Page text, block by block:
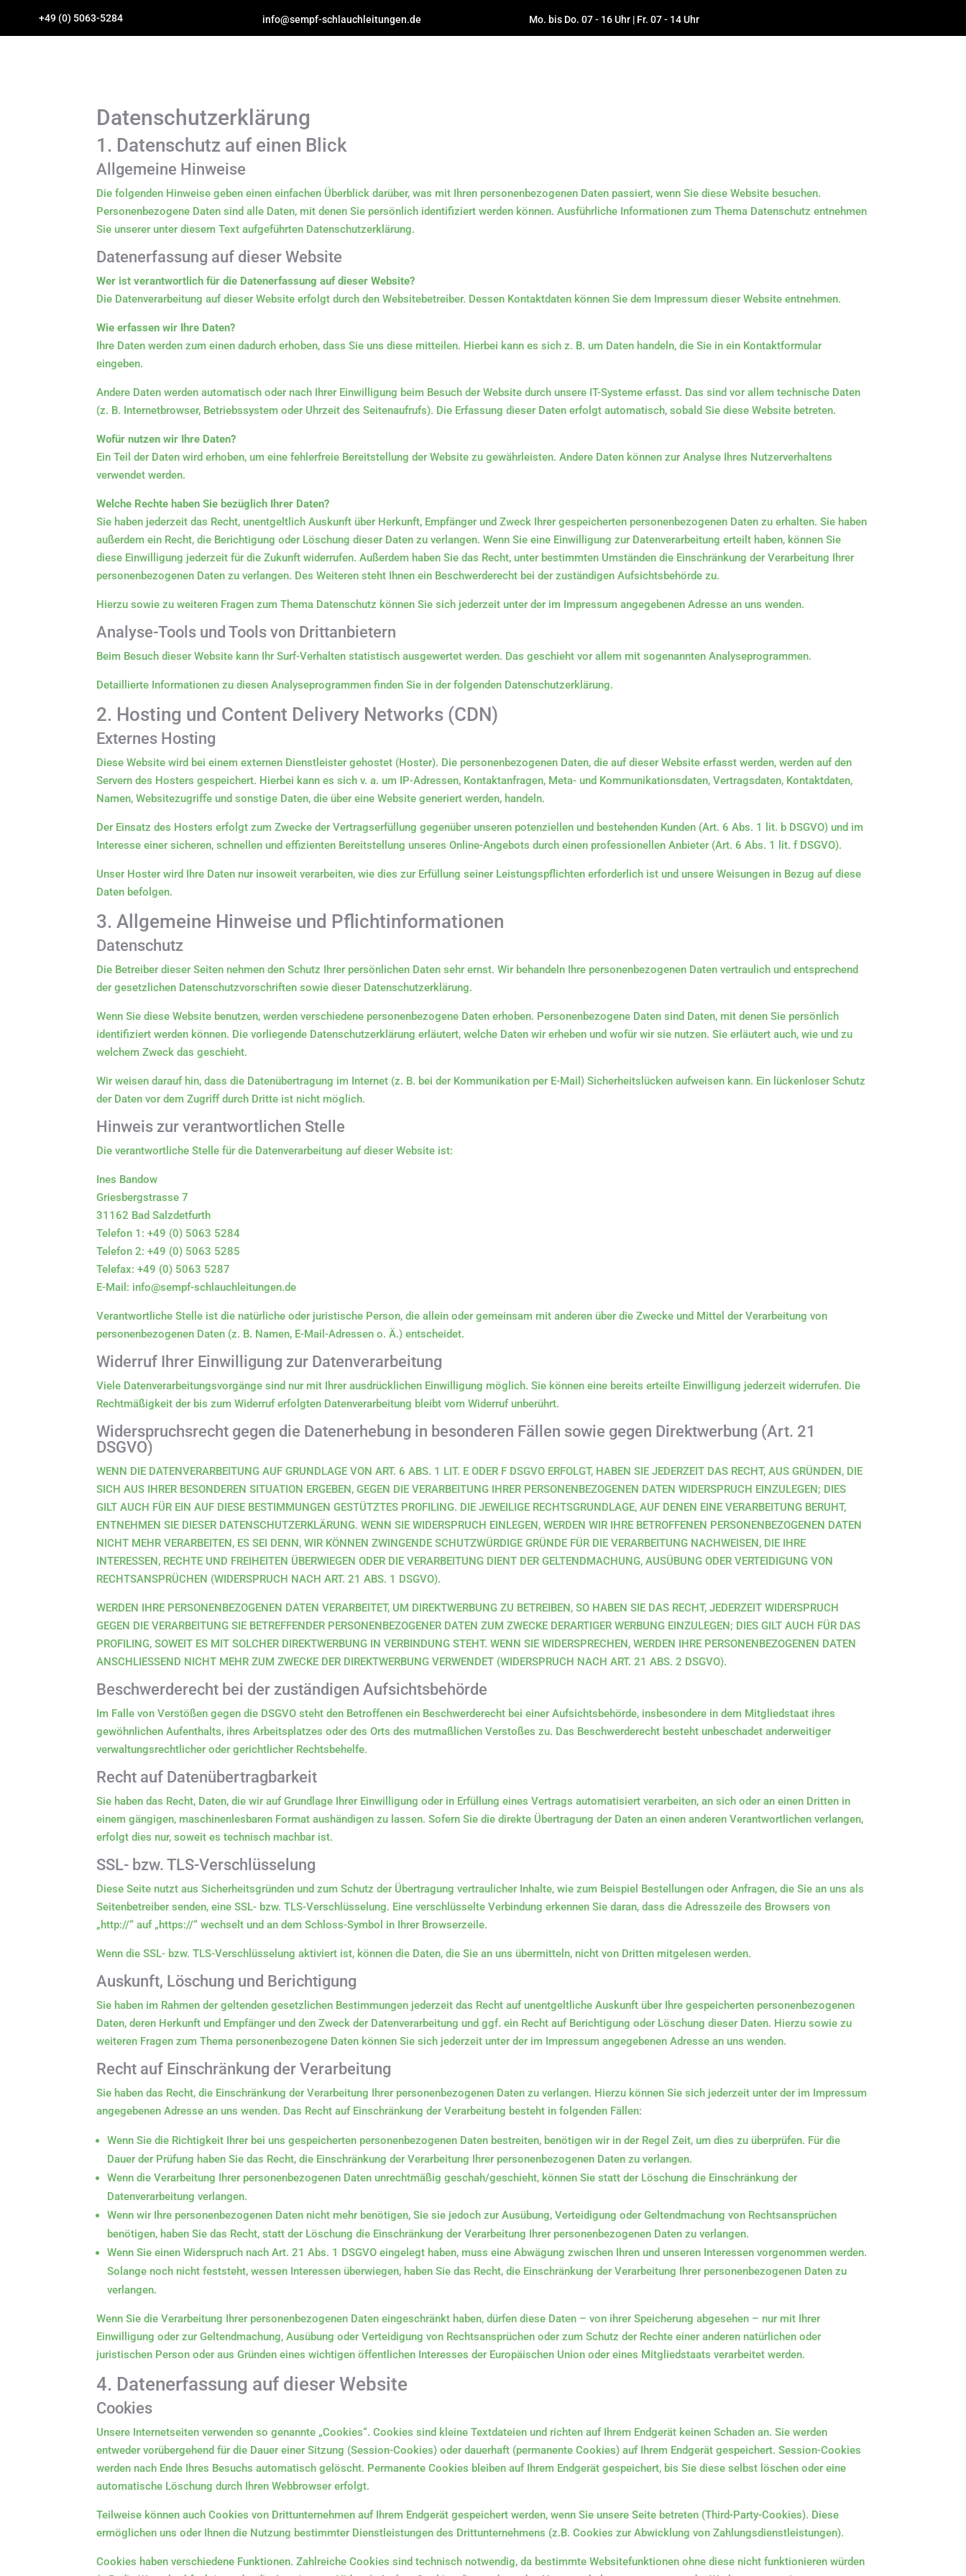
+49 (0) 5063-5284 info@sempf-schlauchleitungen.de Mo. bis Do. 07 - 16 Uhr | Fr. 07 - 14 Uhr
Datenschutz­erklärung
1. Datenschutz auf einen Blick
Allgemeine Hinweise
Die folgenden Hinweise geben einen einfachen Überblick darüber, was mit Ihren personenbezogenen Daten passiert, wenn Sie diese Website besuchen.
Personenbezogene Daten sind alle Daten, mit denen Sie persönlich identifiziert werden können. Ausführliche Informationen zum Thema Datenschutz entnehmen
Sie unserer unter diesem Text aufgeführten Datenschutzerklärung.
Datenerfassung auf dieser Website
Wer ist verantwortlich für die Datenerfassung auf dieser Website?
Die Datenverarbeitung auf dieser Website erfolgt durch den Websitebetreiber. Dessen Kontaktdaten können Sie dem Impressum dieser Website entnehmen.
Wie erfassen wir Ihre Daten?
Ihre Daten werden zum einen dadurch erhoben, dass Sie uns diese mitteilen. Hierbei kann es sich z. B. um Daten handeln, die Sie in ein Kontaktformular
eingeben.
Andere Daten werden automatisch oder nach Ihrer Einwilligung beim Besuch der Website durch unsere IT-Systeme erfasst. Das sind vor allem technische Daten
(z. B. Internetbrowser, Betriebssystem oder Uhrzeit des Seitenaufrufs). Die Erfassung dieser Daten erfolgt automatisch, sobald Sie diese Website betreten.
Wofür nutzen wir Ihre Daten?
Ein Teil der Daten wird erhoben, um eine fehlerfreie Bereitstellung der Website zu gewährleisten. Andere Daten können zur Analyse Ihres Nutzerverhaltens
verwendet werden.
Welche Rechte haben Sie bezüglich Ihrer Daten?
Sie haben jederzeit das Recht, unentgeltlich Auskunft über Herkunft, Empfänger und Zweck Ihrer gespeicherten personenbezogenen Daten zu erhalten. Sie haben
außerdem ein Recht, die Berichtigung oder Löschung dieser Daten zu verlangen. Wenn Sie eine Einwilligung zur Datenverarbeitung erteilt haben, können Sie
diese Einwilligung jederzeit für die Zukunft widerrufen. Außerdem haben Sie das Recht, unter bestimmten Umständen die Einschränkung der Verarbeitung Ihrer
personenbezogenen Daten zu verlangen. Des Weiteren steht Ihnen ein Beschwerderecht bei der zuständigen Aufsichtsbehörde zu.
Hierzu sowie zu weiteren Fragen zum Thema Datenschutz können Sie sich jederzeit unter der im Impressum angegebenen Adresse an uns wenden.
Analyse-Tools und Tools von Dritt­anbietern
Beim Besuch dieser Website kann Ihr Surf-Verhalten statistisch ausgewertet werden. Das geschieht vor allem mit sogenannten Analyseprogrammen.
Detaillierte Informationen zu diesen Analyseprogrammen finden Sie in der folgenden Datenschutzerklärung.
2. Hosting und Content Delivery Networks (CDN)
Externes Hosting
Diese Website wird bei einem externen Dienstleister gehostet (Hoster). Die personenbezogenen Daten, die auf dieser Website erfasst werden, werden auf den
Servern des Hosters gespeichert. Hierbei kann es sich v. a. um IP-Adressen, Kontaktanfragen, Meta- und Kommunikationsdaten, Vertragsdaten, Kontaktdaten,
Namen, Websitezugriffe und sonstige Daten, die über eine Website generiert werden, handeln.
Der Einsatz des Hosters erfolgt zum Zwecke der Vertragserfüllung gegenüber unseren potenziellen und bestehenden Kunden (Art. 6 Abs. 1 lit. b DSGVO) und im
Interesse einer sicheren, schnellen und effizienten Bereitstellung unseres Online-Angebots durch einen professionellen Anbieter (Art. 6 Abs. 1 lit. f DSGVO).
Unser Hoster wird Ihre Daten nur insoweit verarbeiten, wie dies zur Erfüllung seiner Leistungspflichten erforderlich ist und unsere Weisungen in Bezug auf diese
Daten befolgen.
3. Allgemeine Hinweise und Pflicht­informationen
Datenschutz
Die Betreiber dieser Seiten nehmen den Schutz Ihrer persönlichen Daten sehr ernst. Wir behandeln Ihre personenbezogenen Daten vertraulich und entsprechend
der gesetzlichen Datenschutzvorschriften sowie dieser Datenschutzerklärung.
Wenn Sie diese Website benutzen, werden verschiedene personenbezogene Daten erhoben. Personenbezogene Daten sind Daten, mit denen Sie persönlich
identifiziert werden können. Die vorliegende Datenschutzerklärung erläutert, welche Daten wir erheben und wofür wir sie nutzen. Sie erläutert auch, wie und zu
welchem Zweck das geschieht.
Wir weisen darauf hin, dass die Datenübertragung im Internet (z. B. bei der Kommunikation per E-Mail) Sicherheitslücken aufweisen kann. Ein lückenloser Schutz
der Daten vor dem Zugriff durch Dritte ist nicht möglich.
Hinweis zur verantwortlichen Stelle
Die verantwortliche Stelle für die Datenverarbeitung auf dieser Website ist:
Ines Bandow
Griesbergstrasse 7
31162 Bad Salzdetfurth
Telefon 1: +49 (0) 5063 5284
Telefon 2: +49 (0) 5063 5285
Telefax: +49 (0) 5063 5287
E-Mail: info@sempf-schlauchleitungen.de
Verantwortliche Stelle ist die natürliche oder juristische Person, die allein oder gemeinsam mit anderen über die Zwecke und Mittel der Verarbeitung von
personenbezogenen Daten (z. B. Namen, E-Mail-Adressen o. Ä.) entscheidet.
Widerruf Ihrer Einwilligung zur Datenverarbeitung
Viele Datenverarbeitungsvorgänge sind nur mit Ihrer ausdrücklichen Einwilligung möglich. Sie können eine bereits erteilte Einwilligung jederzeit widerrufen. Die
Rechtmäßigkeit der bis zum Widerruf erfolgten Datenverarbeitung bleibt vom Widerruf unberührt.
Widerspruchsrecht gegen die Datenerhebung in besonderen Fällen sowie gegen Direktwerbung (Art. 21
DSGVO)
WENN DIE DATENVERARBEITUNG AUF GRUNDLAGE VON ART. 6 ABS. 1 LIT. E ODER F DSGVO ERFOLGT, HABEN SIE JEDERZEIT DAS RECHT, AUS GRÜNDEN, DIE
SICH AUS IHRER BESONDEREN SITUATION ERGEBEN, GEGEN DIE VERARBEITUNG IHRER PERSONENBEZOGENEN DATEN WIDERSPRUCH EINZULEGEN; DIES
GILT AUCH FÜR EIN AUF DIESE BESTIMMUNGEN GESTÜTZTES PROFILING. DIE JEWEILIGE RECHTSGRUNDLAGE, AUF DENEN EINE VERARBEITUNG BERUHT,
ENTNEHMEN SIE DIESER DATENSCHUTZERKLÄRUNG. WENN SIE WIDERSPRUCH EINLEGEN, WERDEN WIR IHRE BETROFFENEN PERSONENBEZOGENEN DATEN
NICHT MEHR VERARBEITEN, ES SEI DENN, WIR KÖNNEN ZWINGENDE SCHUTZWÜRDIGE GRÜNDE FÜR DIE VERARBEITUNG NACHWEISEN, DIE IHRE
INTERESSEN, RECHTE UND FREIHEITEN ÜBERWIEGEN ODER DIE VERARBEITUNG DIENT DER GELTENDMACHUNG, AUSÜBUNG ODER VERTEIDIGUNG VON
RECHTSANSPRÜCHEN (WIDERSPRUCH NACH ART. 21 ABS. 1 DSGVO).
WERDEN IHRE PERSONENBEZOGENEN DATEN VERARBEITET, UM DIREKTWERBUNG ZU BETREIBEN, SO HABEN SIE DAS RECHT, JEDERZEIT WIDERSPRUCH
GEGEN DIE VERARBEITUNG SIE BETREFFENDER PERSONENBEZOGENER DATEN ZUM ZWECKE DERARTIGER WERBUNG EINZULEGEN; DIES GILT AUCH FÜR DAS
PROFILING, SOWEIT ES MIT SOLCHER DIREKTWERBUNG IN VERBINDUNG STEHT. WENN SIE WIDERSPRECHEN, WERDEN IHRE PERSONENBEZOGENEN DATEN
ANSCHLIESSEND NICHT MEHR ZUM ZWECKE DER DIREKTWERBUNG VERWENDET (WIDERSPRUCH NACH ART. 21 ABS. 2 DSGVO).
Beschwerde­recht bei der zuständigen Aufsichts­behörde
Im Falle von Verstößen gegen die DSGVO steht den Betroffenen ein Beschwerderecht bei einer Aufsichtsbehörde, insbesondere in dem Mitgliedstaat ihres
gewöhnlichen Aufenthalts, ihres Arbeitsplatzes oder des Orts des mutmaßlichen Verstoßes zu. Das Beschwerderecht besteht unbeschadet anderweitiger
verwaltungsrechtlicher oder gerichtlicher Rechtsbehelfe.
Recht auf Daten­übertrag­barkeit
Sie haben das Recht, Daten, die wir auf Grundlage Ihrer Einwilligung oder in Erfüllung eines Vertrags automatisiert verarbeiten, an sich oder an einen Dritten in
einem gängigen, maschinenlesbaren Format aushändigen zu lassen. Sofern Sie die direkte Übertragung der Daten an einen anderen Verantwortlichen verlangen,
erfolgt dies nur, soweit es technisch machbar ist.
SSL- bzw. TLS-Verschlüsselung
Diese Seite nutzt aus Sicherheitsgründen und zum Schutz der Übertragung vertraulicher Inhalte, wie zum Beispiel Bestellungen oder Anfragen, die Sie an uns als
Seitenbetreiber senden, eine SSL- bzw. TLS-Verschlüsselung. Eine verschlüsselte Verbindung erkennen Sie daran, dass die Adresszeile des Browsers von
„http://“ auf „https://“ wechselt und an dem Schloss-Symbol in Ihrer Browserzeile.
Wenn die SSL- bzw. TLS-Verschlüsselung aktiviert ist, können die Daten, die Sie an uns übermitteln, nicht von Dritten mitgelesen werden.
Auskunft, Löschung und Berichtigung
Sie haben im Rahmen der geltenden gesetzlichen Bestimmungen jederzeit das Recht auf unentgeltliche Auskunft über Ihre gespeicherten personenbezogenen
Daten, deren Herkunft und Empfänger und den Zweck der Datenverarbeitung und ggf. ein Recht auf Berichtigung oder Löschung dieser Daten. Hierzu sowie zu
weiteren Fragen zum Thema personenbezogene Daten können Sie sich jederzeit unter der im Impressum angegebenen Adresse an uns wenden.
Recht auf Einschränkung der Verarbeitung
Sie haben das Recht, die Einschränkung der Verarbeitung Ihrer personenbezogenen Daten zu verlangen. Hierzu können Sie sich jederzeit unter der im Impressum
angegebenen Adresse an uns wenden. Das Recht auf Einschränkung der Verarbeitung besteht in folgenden Fällen:
Wenn Sie die Richtigkeit Ihrer bei uns gespeicherten personenbezogenen Daten bestreiten, benötigen wir in der Regel Zeit, um dies zu überprüfen. Für die
Dauer der Prüfung haben Sie das Recht, die Einschränkung der Verarbeitung Ihrer personenbezogenen Daten zu verlangen.
Wenn die Verarbeitung Ihrer personenbezogenen Daten unrechtmäßig geschah/geschieht, können Sie statt der Löschung die Einschränkung der
Datenverarbeitung verlangen.
Wenn wir Ihre personenbezogenen Daten nicht mehr benötigen, Sie sie jedoch zur Ausübung, Verteidigung oder Geltendmachung von Rechtsansprüchen
benötigen, haben Sie das Recht, statt der Löschung die Einschränkung der Verarbeitung Ihrer personenbezogenen Daten zu verlangen.
Wenn Sie einen Widerspruch nach Art. 21 Abs. 1 DSGVO eingelegt haben, muss eine Abwägung zwischen Ihren und unseren Interessen vorgenommen werden.
Solange noch nicht feststeht, wessen Interessen überwiegen, haben Sie das Recht, die Einschränkung der Verarbeitung Ihrer personenbezogenen Daten zu
verlangen.
Wenn Sie die Verarbeitung Ihrer personenbezogenen Daten eingeschränkt haben, dürfen diese Daten – von ihrer Speicherung abgesehen – nur mit Ihrer
Einwilligung oder zur Geltendmachung, Ausübung oder Verteidigung von Rechtsansprüchen oder zum Schutz der Rechte einer anderen natürlichen oder
juristischen Person oder aus Gründen eines wichtigen öffentlichen Interesses der Europäischen Union oder eines Mitgliedstaats verarbeitet werden.
4. Datenerfassung auf dieser Website
Cookies
Unsere Internetseiten verwenden so genannte „Cookies“. Cookies sind kleine Textdateien und richten auf Ihrem Endgerät keinen Schaden an. Sie werden
entweder vorübergehend für die Dauer einer Sitzung (Session-Cookies) oder dauerhaft (permanente Cookies) auf Ihrem Endgerät gespeichert. Session-Cookies
werden nach Ende Ihres Besuchs automatisch gelöscht. Permanente Cookies bleiben auf Ihrem Endgerät gespeichert, bis Sie diese selbst löschen oder eine
automatische Löschung durch Ihren Webbrowser erfolgt.
Teilweise können auch Cookies von Drittunternehmen auf Ihrem Endgerät gespeichert werden, wenn Sie unsere Seite betreten (Third-Party-Cookies). Diese
ermöglichen uns oder Ihnen die Nutzung bestimmter Dienstleistungen des Drittunternehmens (z.B. Cookies zur Abwicklung von Zahlungsdienstleistungen).
Cookies haben verschiedene Funktionen. Zahlreiche Cookies sind technisch notwendig, da bestimmte Websitefunktionen ohne diese nicht funktionieren würden